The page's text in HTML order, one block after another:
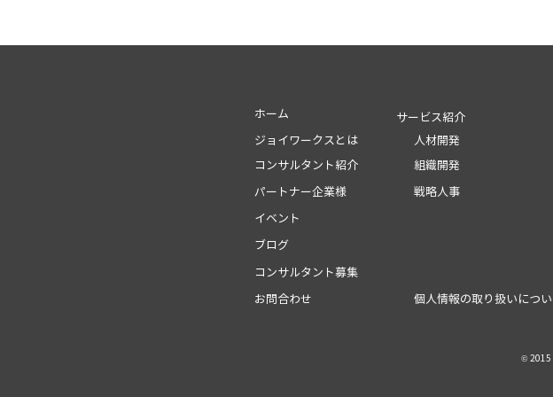
ホーム
サービス紹介
ジョイワークスとは
コンサルタント紹介
人材開発
組織開発
パートナー企業様
戦略人事
イベント
ブログ
コンサルタント募集
お問合わせ
個人情報の取り扱いにつ
© 2015